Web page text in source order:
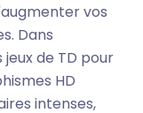
vos
Dans
de TD pour
HD
intenses,